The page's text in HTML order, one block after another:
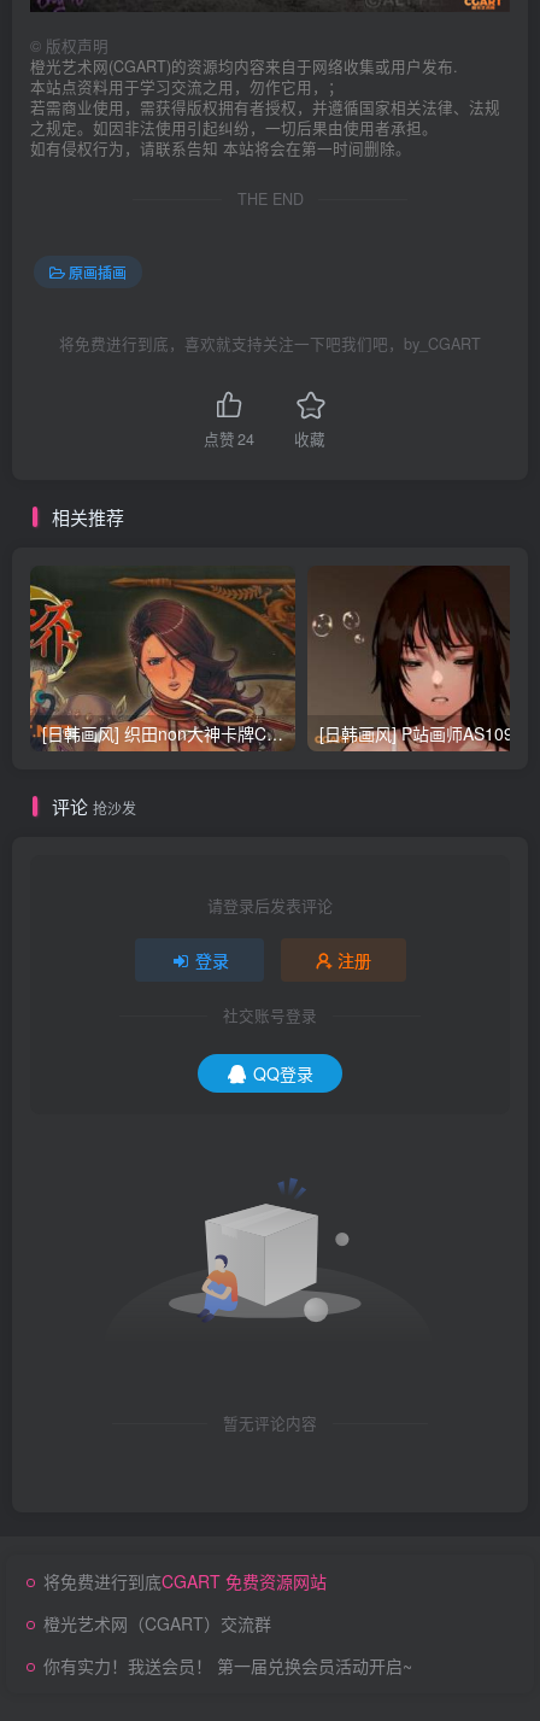
© 版权声明
橙光艺术网(CGART)的资源均内容来自于网络收集或用户发布.
本站点资料用于学习交流之用，勿作它用，；
若需商业使用，需获得版权拥有者授权，并遵循国家相关法律、法规
之规定。如因非法使用引起纠纷，一切后果由使用者承担。
如有侵权行为，请联系告知 本站将会在第一时间删除。
THE END
原画插画
将免费进行到底，喜欢就支持关注一下吧我们吧，by_CGART
点赞24 收藏
相关推荐
[日韩画风] 织田non大神卡牌CG插画设计画集256P 161M_CG原画资源
评论 抢沙发
请登录后发表评论
登录 注册
社交账号登录
QQ登录
暂无评论内容
将免费进行到底CGART 免费资源网站
橙光艺术网（CGART）交流群
你有实力！我送会员！ 第一届兑换会员活动开启~